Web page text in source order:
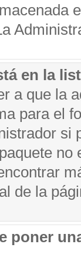
en la
a que la
para el
si
de la
poner